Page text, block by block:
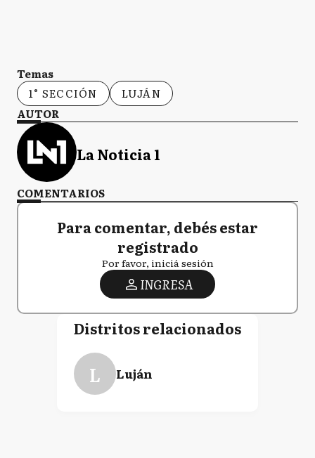
Temas
1° SECCIÓN
LUJÁN
AUTOR
La Noticia 1
COMENTARIOS
Para comentar, debés estar
registrado
Por favor, iniciá sesión
INGRESA
Distritos relacionados
L Luján